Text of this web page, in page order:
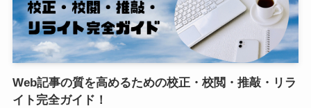
Web記事の質を高めるための校正・校閲・推敲・リラ
イト完全ガイド！